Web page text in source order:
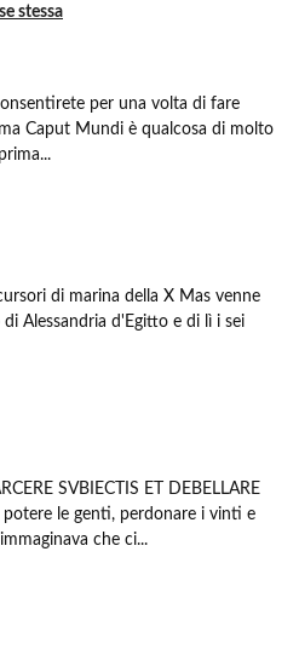
stessa
per una volta di fare
Caput Mundi è qualcosa di molto
di marina della X Mas venne
Alessandria d'Egitto e di lì i sei
SVBIECTIS ET DEBELLARE
le genti, perdonare i vinti e
che ci...